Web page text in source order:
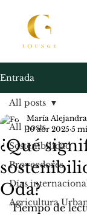
Entrada
All posts
Sostenibilidad
Proveedores
Días
Agricultura
All posts
¿Qué
Oda?
María
10 abr 2025 5
Tiempo de